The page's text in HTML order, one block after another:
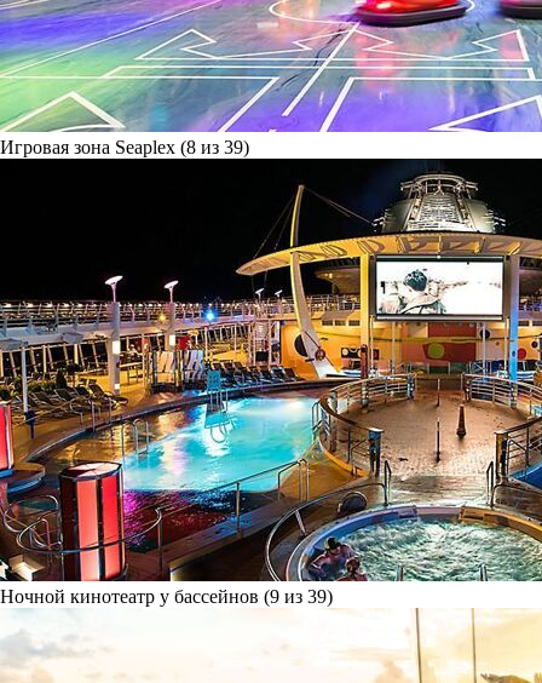
Игровая зона Seaplex (8 из 39)
Ночной кинотеатр у бассейнов (9 из 39)